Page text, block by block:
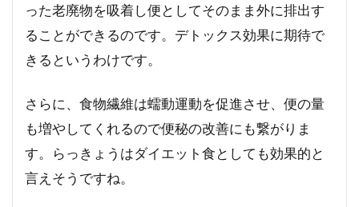
6
らっ
きょ
習慣
病予
改善
った老廃物を吸着し便としてそのまま外に排出す
ることができるのです。デトックス効果に期待で
きるというわけです。
さらに、食物繊維は蠕動運動を促進させ、便の量
も増やしてくれるので便秘の改善にも繋がりま
す。らっきょうはダイエット食としても効果的と
言えそうですね。